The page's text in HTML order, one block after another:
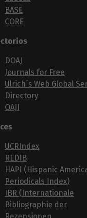
BASE
CORE
DOAJ
Journals for Free
Ulrich´s Web Global
Directory
OAJI
UCRIndex
REDIB
HAPI (Hispanic
Periodicals Index)
IBR (Internationale
Bibliographie der